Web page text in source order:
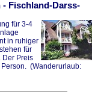
- Fischland-Darss-
für 3-4
in ruhiger
für
Der Preis
(Wanderurlaub: